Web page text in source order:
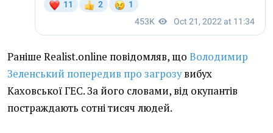
Раніше Realist.online повідомляв, що Володимир
Зеленський попередив про загрозувибух
Каховської ГЕС. За його словами, від окупантів
постраждають сотні тисяч людей.